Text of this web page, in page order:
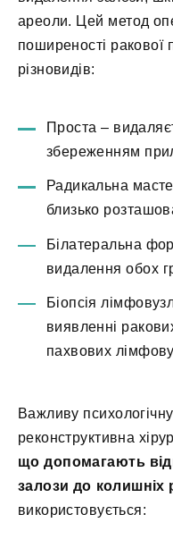
ареоли. Цей метод
поширеності ракової
різновидів:
Проста –
збереженням
Радикальна
близько
Білатеральна
видалення обох
Біопсія
виявленні
пахвових
Важливу
реконструктивна
що допомагають
залози до колишніх
використовується: